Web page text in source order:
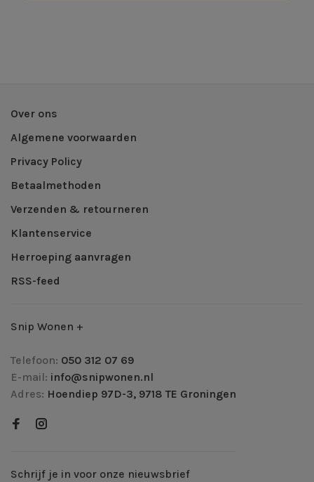
Over ons
Algemene voorwaarden
Privacy Policy
Betaalmethoden
Verzenden & retourneren
Klantenservice
Herroeping aanvragen
RSS-feed
Snip Wonen +
Telefoon: 050 312 07 69
E-mail: info@snipwonen.nl
Adres: Hoendiep 97D-3, 9718 TE Groningen
Schrijf je in voor onze nieuwsbrief